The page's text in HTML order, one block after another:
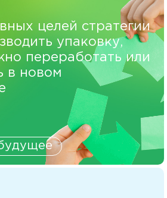
целей стратегии
упаковку,
переработать или
в новом